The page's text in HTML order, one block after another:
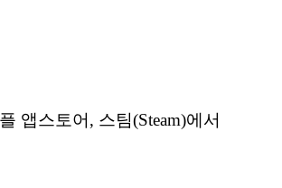
앱스토어, 스팀(Steam)에서